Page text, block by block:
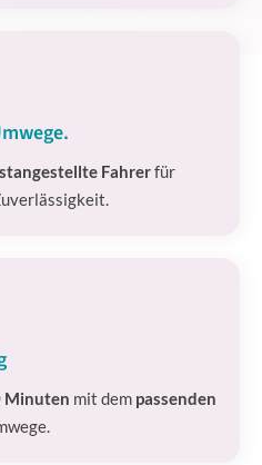
Fahrerfür
Minuten mit dem passenden